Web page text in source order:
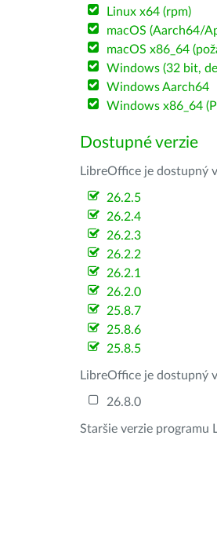
Linux x64 (rpm)
macOS (Aarch64/
macOS x86_64
Windows (32 bit,
Windows Aarch64
Windows x86_64
Dostupné verzie
LibreOffice je dostupný
26.2.5
26.2.4
26.2.3
26.2.2
26.2.1
26.2.0
25.8.7
25.8.6
25.8.5
LibreOffice je dostupný
26.8.0
Staršie verzie programu